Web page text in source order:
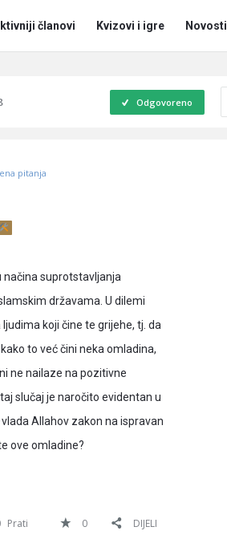
članovi Kvizovi i igre Novosti
Odgovoreno
pitanja
načina suprotstavljanja
državama. U dilemi
koji čine te grijehe, tj. da
to već čini neka omladina,
ne nailaze na pozitivne
slučaj je naročito evidentan u
Allahov zakon na ispravan
ove omladine?
Prati 0 DIJELI